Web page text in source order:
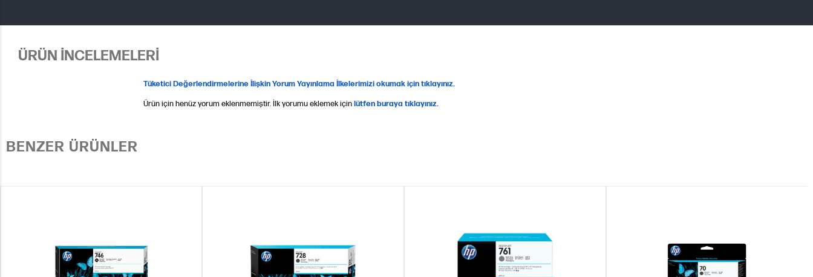
ÜRÜN İNCELEMELERİ
Tüketici Değerlendirmelerine İlişkin Yorum Yayınlama İlkelerimizi okumak için tıklayınız.
Ürün için henüz yorum eklenmemiştir. İlk yorumu eklemek içinlütfen buraya tıklayınız.
BENZER ÜRÜNLER